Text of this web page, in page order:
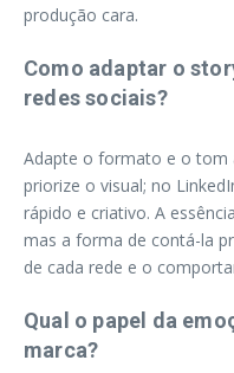
produção cara.
Como adaptar o
redes sociais?
Adapte o formato e o tom
priorize o visual; no
rápido e criativo. A
mas a forma de contá-la
de cada rede e o
Qual o papel da
marca?